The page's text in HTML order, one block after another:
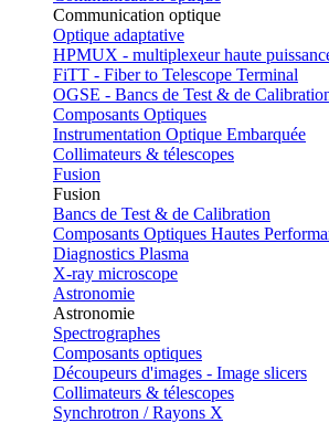
Communication optique
Optique adaptative
HPMUX - multiplexeur haute
FiTT - Fiber to Telescope Terminal
OGSE - Bancs de Test & de
Composants Optiques
Instrumentation Optique Embarquée
Collimateurs & télescopes
Fusion
Fusion
Bancs de Test & de Calibration
Composants Optiques Hautes
Diagnostics Plasma
X-ray microscope
Astronomie
Astronomie
Spectrographes
Composants optiques
Découpeurs d'images - Image slicers
Collimateurs & télescopes
Synchrotron / Rayons X